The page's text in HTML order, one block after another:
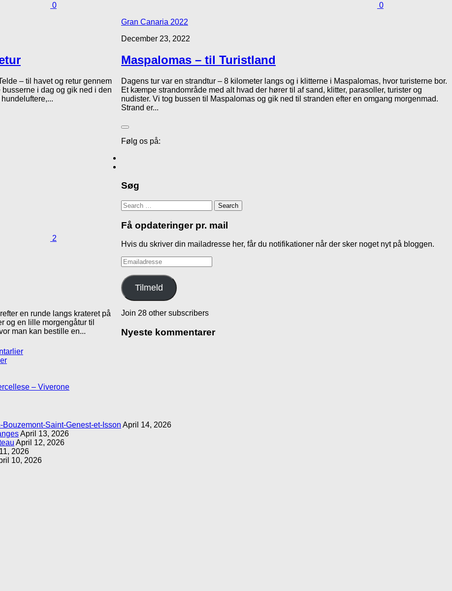
0
– til havet og retur gennem
i dag og gik ned i den
0
Gran Canaria 2022
December 23, 2022
Maspalomas – til Turistland
Dagens tur var en strandtur – 8 kilometer langs og i klitterne i Maspalomas, hvor turisterne bor.
Et kæmpe strandområde med alt hvad der hører til af sand, klitter, parasoller, turister og
nudister. Vi tog bussen til Maspalomas og gik ned til stranden efter en omgang morgenmad.
Strand er...
2
en runde langs krateret på
og en lille morgengåtur til
man kan bestille en...
Følg os på:
Søg
Search
for:
Få opdateringer pr. mail
Hvis du skriver din mailadresse her, får du notifikationer når der sker noget nyt på bloggen.
Emailadresse
Tilmeld
Join 28 other subscribers
Nyeste kommentarer
– Viverone
Saint-Genest-et-Isson April 14, 2026
April 13, 2026
April 12, 2026
2026
10, 2026